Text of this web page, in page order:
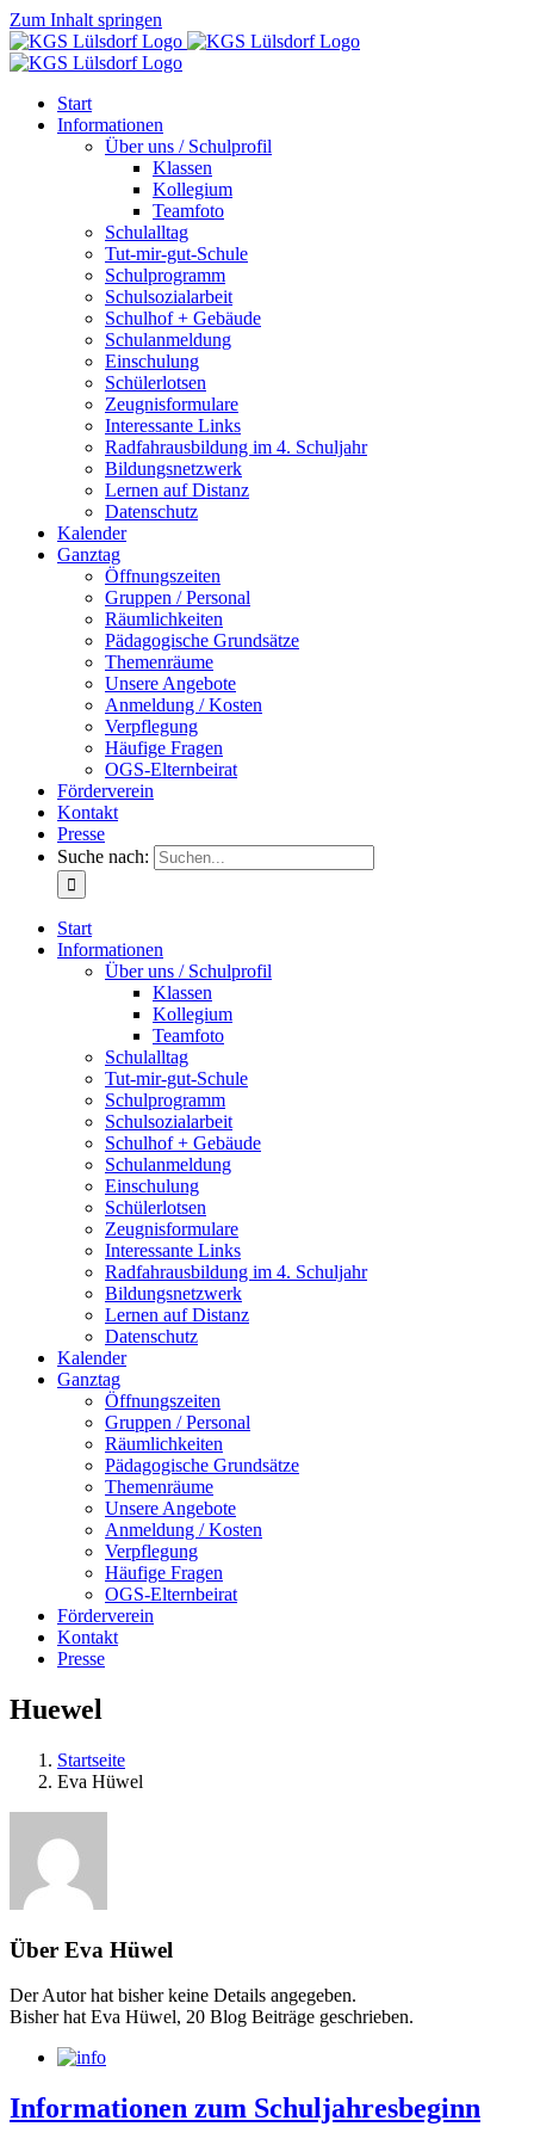
Zum Inhalt springen
Start
Informationen
Über uns / Schulprofil
Klassen
Kollegium
Teamfoto
Schulalltag
Tut-mir-gut-Schule
Schulprogramm
Schulsozialarbeit
Schulhof + Gebäude
Schulanmeldung
Einschulung
Schülerlotsen
Zeugnisformulare
Interessante Links
Radfahrausbildung im 4. Schuljahr
Bildungsnetzwerk
Lernen auf Distanz
Datenschutz
Kalender
Ganztag
Öffnungszeiten
Gruppen / Personal
Räumlichkeiten
Pädagogische Grundsätze
Themenräume
Unsere Angebote
Anmeldung / Kosten
Verpflegung
Häufige Fragen
OGS-Elternbeirat
Förderverein
Kontakt
Presse
Suche nach:
Start
Informationen
Über uns / Schulprofil
Klassen
Kollegium
Teamfoto
Schulalltag
Tut-mir-gut-Schule
Schulprogramm
Schulsozialarbeit
Schulhof + Gebäude
Schulanmeldung
Einschulung
Schülerlotsen
Zeugnisformulare
Interessante Links
Radfahrausbildung im 4. Schuljahr
Bildungsnetzwerk
Lernen auf Distanz
Datenschutz
Kalender
Ganztag
Öffnungszeiten
Gruppen / Personal
Räumlichkeiten
Pädagogische Grundsätze
Themenräume
Unsere Angebote
Anmeldung / Kosten
Verpflegung
Häufige Fragen
OGS-Elternbeirat
Förderverein
Kontakt
Presse
Huewel
Startseite
Eva Hüwel
Über Eva Hüwel
Der Autor hat bisher keine Details angegeben.
Bisher hat Eva Hüwel, 20 Blog Beiträge geschrieben.
Informationen zum Schuljahresbeginn